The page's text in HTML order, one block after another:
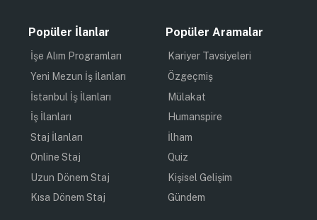
Popüler İlanlar
İşe Alım Programları
Yeni Mezun İş İlanları
İstanbul İş İlanları
İş İlanları
Staj İlanları
Online Staj
Uzun Dönem Staj
Kısa Dönem Staj
Popüler Aramalar
Kariyer Tavsiyeleri
Özgeçmiş
Mülakat
Humanspire
İlham
Quiz
Kişisel Gelişim
Gündem